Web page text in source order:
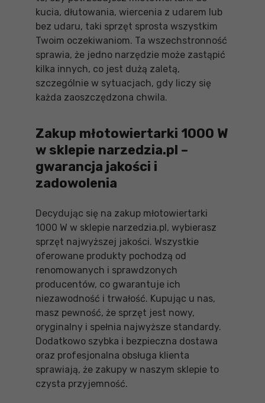
kucia, dłutowania, wiercenia z udarem lub
bez udaru, taki sprzęt sprosta wszystkim
Twoim oczekiwaniom. Ta wszechstronność
sprawia, że jedno narzędzie może zastąpić
kilka innych, co jest dużą zaletą,
szczególnie w sytuacjach, gdy liczy się
każda zaoszczędzona chwila.
Zakup młotowiertarki 1000 W
w sklepie narzedzia.pl –
gwarancja jakości i
zadowolenia
Decydując się na zakup młotowiertarki
1000 W w sklepie narzedzia.pl, wybierasz
sprzęt najwyższej jakości. Wszystkie
oferowane produkty pochodzą od
renomowanych i sprawdzonych
producentów, co gwarantuje ich
niezawodność i trwałość. Kupując u nas,
masz pewność, że sprzęt jest nowy,
oryginalny i spełnia najwyższe standardy.
Dodatkowo szybka i bezpieczna dostawa
oraz profesjonalna obsługa klienta
sprawiają, że zakupy w naszym sklepie to
czysta przyjemność.